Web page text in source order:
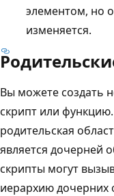
элементом, но
изменяется.
Вы можете создать
скрипт или
родительская
является дочерней
скрипты могут
иерархию дочерних